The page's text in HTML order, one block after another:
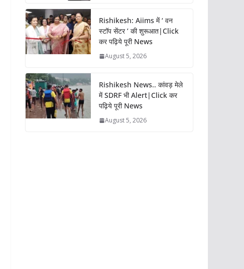
Rishikesh: Aiims में ‘ वन
स्टॉप सेंटर ’ की शुरूआत|Click
कर पढ़िये पूरी News
August 5, 2026
Rishikesh News.. कांवड़ मेले
में SDRF भी Alert|Click कर
पढ़िये पूरी News
August 5, 2026